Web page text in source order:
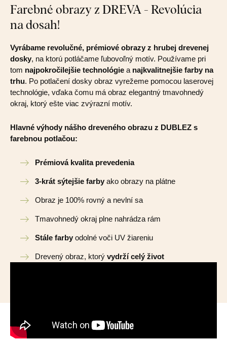
Farebné obrazy z DREVA - Revolúcia
na dosah!
Vyrábame revolučné, prémiové obrazy z hrubej drevenej
dosky, na ktorú potláčame ľubovoľný motív. Používame pri
tom najpokročilejšie technológie a najkvalitnejšie farby na
trhu. Po potlačení dosky obraz vyrežeme pomocou laserovej
technológie, vďaka čomu má obraz elegantný tmavohnedý
okraj, ktorý ešte viac zvýrazní motív.
Hlavné výhody nášho dreveného obrazu z DUBLEZ s
farebnou potlačou:
Prémiová kvalita prevedenia
3-krát sýtejšie farby ako obrazy na plátne
Obraz je 100% rovný a nevlní sa
Tmavohnedý okraj plne nahrádza rám
Stále farby odolné voči UV žiareniu
Drevený obraz, ktorý vydrží celý život